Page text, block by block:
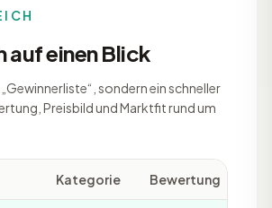
auf einen Blick
sondern ein schneller
Preisbild und Marktfit rund um
Kategorie Bewertung